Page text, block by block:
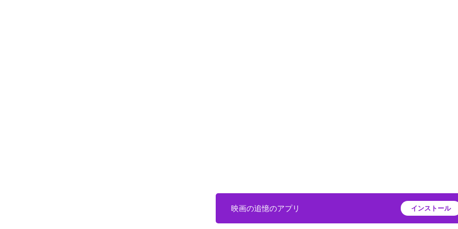
映画の追憶のアプリ インストール